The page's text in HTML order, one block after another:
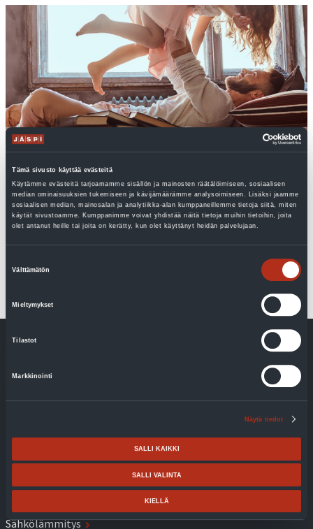
Tämä sivusto käyttää evästeitä
Käytämme evästeitä tarjoamamme sisällön ja mainosten räätälöimiseen, sosiaalisen
median ominaisuuksien tukemiseen ja kävijämäärämme analysoimiseen. Lisäksi jaamme
sosiaalisen median, mainosalan ja analytiikka-alan kumppaneillemme tietoja siitä, miten
käytät sivustoamme. Kumppanimme voivat yhdistää näitä tietoja muihin tietoihin, joita
olet antanut heille tai joita on kerätty, kun olet käyttänyt heidän palvelujaan.
Välttämätön
Mieltymykset
Tilastot
Markkinointi
Näytä tiedot
SALLI KAIKKI
SALLI VALINTA
KIELLÄ
Pitäisikö teidänkin perheenne osallistua
ilmastotalkoisiin
Asuminen tuottaa kolmasosan keskivertosuomalaisen
hiilijalanjäljestä. Merkittävin vaikutus on sillä, miten talon ja
Lue lisää
Käyttöveden lämmitys
Ilma-vesilämpöpumput
Sähkölämmitys